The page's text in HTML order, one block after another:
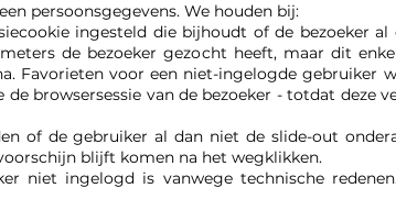
persoonsgegevens. We houden bij:
ingesteld die bijhoudt of de bezoeker
de bezoeker gezocht heeft, maar dit
Favorieten voor een niet-ingelogde gebruiker
browsersessie van de bezoeker - totdat deze
of de gebruiker al dan niet de slide-out
blijft komen na het wegklikken.
niet ingelogd is vanwege technische